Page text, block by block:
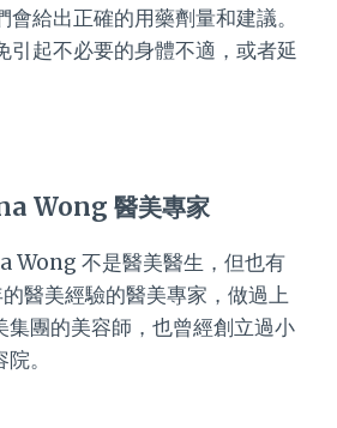
給出正確的用藥劑量和建議。
引起不必要的身體不適，或者延
Wong 醫美專家
Wong 不是醫美醫生，但也有
醫美經驗的醫美專家，做過上
集團的美容師，也曾經創立過小
。